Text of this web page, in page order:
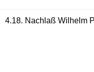
4.18. Nachlaß Wilhelm